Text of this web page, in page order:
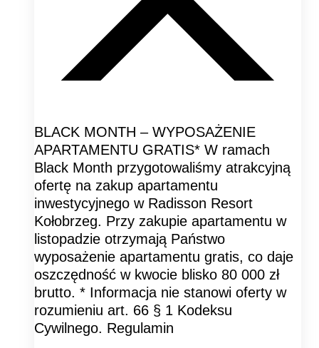
BLACK MONTH – WYPOSAŻENIE
APARTAMENTU GRATIS* W ramach
Black Month przygotowaliśmy atrakcyjną
ofertę na zakup apartamentu
inwestycyjnego w Radisson Resort
Kołobrzeg. Przy zakupie apartamentu w
listopadzie otrzymają Państwo
wyposażenie apartamentu gratis, co daje
oszczędność w kwocie blisko 80 000 zł
brutto. * Informacja nie stanowi oferty w
rozumieniu art. 66 § 1 Kodeksu
Cywilnego. Regulamin